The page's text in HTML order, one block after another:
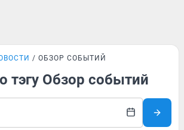
ОБЗОР СОБЫТИЙ
тэгу Обзор событий